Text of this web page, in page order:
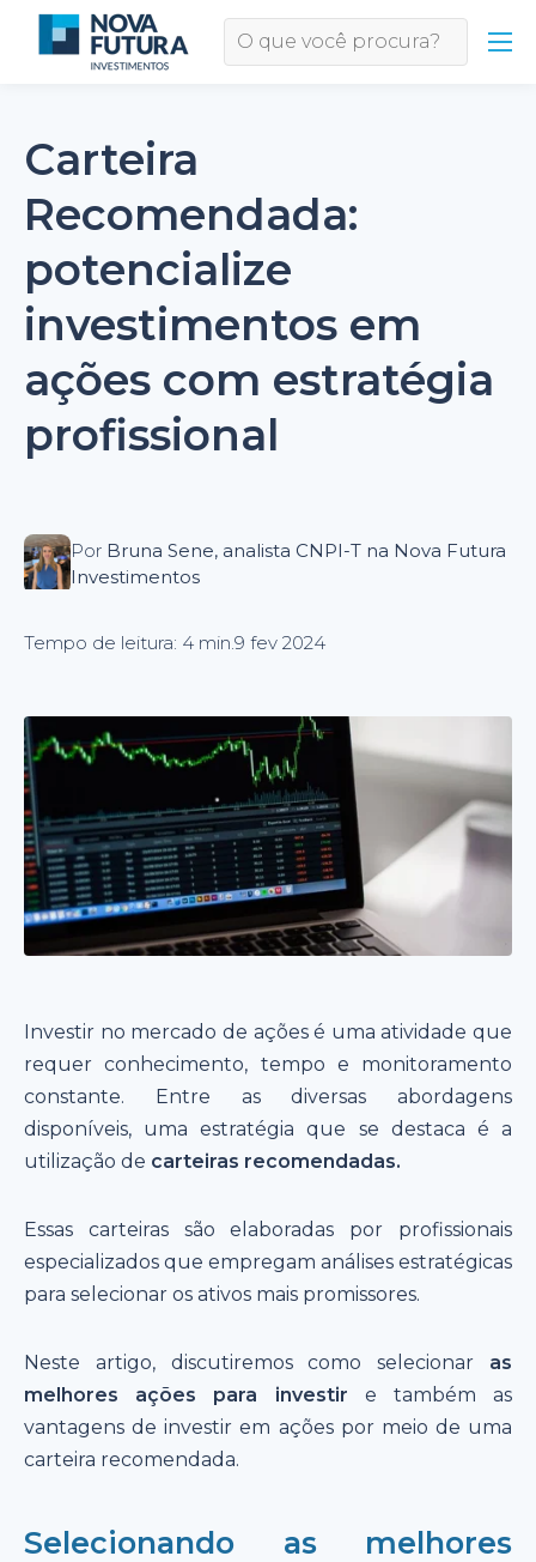
Carteira
Recomendada:
potencialize
investimentos em
ações com estratégia
profissional
Por Bruna Sene, analista CNPI-T na Nova Futura
Investimentos
Tempo de leitura: 4 min.9 fev 2024
Investir no mercado de ações é uma atividade que
requer conhecimento, tempo e monitoramento
constante. Entre as diversas abordagens
disponíveis, uma estratégia que se destaca é a
utilização de carteiras recomendadas.
Essas carteiras são elaboradas por profissionais
especializados que empregam análises estratégicas
para selecionar os ativos mais promissores.
Neste artigo, discutiremos como selecionar as
melhores ações para investir e também as
vantagens de investir em ações por meio de uma
carteira recomendada.
Selecionando as melhores